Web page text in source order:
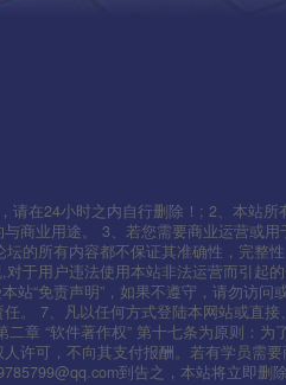
请在24小时之内自行删除！; 2、本站所
商业用途。 3、若您需要商业运营或用
的所有内容都不保证其准确性，完整
于用户违法使用本站非法运营而引起
“免责声明”，如果不遵守，请勿访问
。 7、凡以任何方式登陆本网站或直接
章 “软件著作权” 第十七条为原则：为
许可，不向其支付报酬。若有学员需
到告之，本站将立即删除